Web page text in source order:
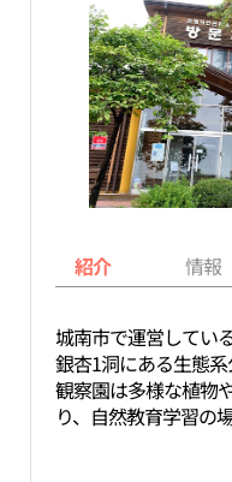
紹介 情報
城南市で運営してい
銀杏1洞にある生態
観察園は多様な植物
り、自然教育学習の